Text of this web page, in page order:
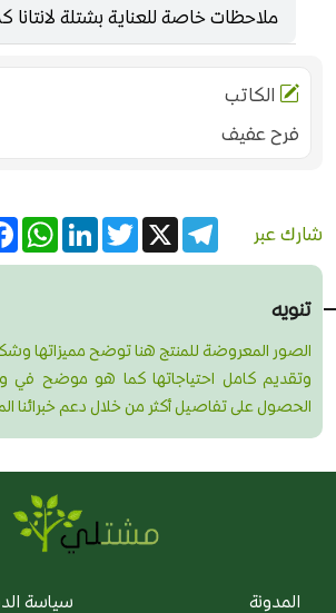
ملاحظات خاصة للعناية بشتلة لانتانا
الكاتب
فرح عفيف
شارك عبر LinkedInTwitter X
Telegram
تنويه
الصور المعروضة للمنتج هنا توضح مميزاتها
وتقديم كامل احتياجاتها كما هو موضح في
الحصول على تفاصيل أكثر من خلال دعم خبرائنا
المدونة
سياسة